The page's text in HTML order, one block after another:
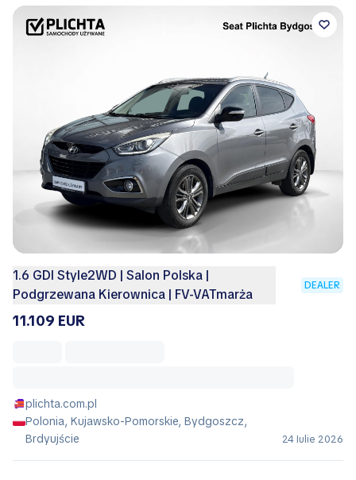
1.6 GDI Style2WD | Salon Polska |
Podgrzewana Kierownica | FV-VATmarża
DEALER
11.109 EUR
plichta.com.pl
Polonia, Kujawsko-Pomorskie, Bydgoszcz,
Brdyujście
24 Iulie 2026